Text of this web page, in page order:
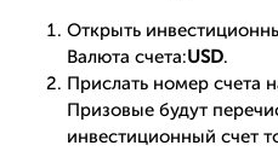
Открыть
Валюта счета:USD.
Прислать номер счета
Призовые будут
инвестиционный счет